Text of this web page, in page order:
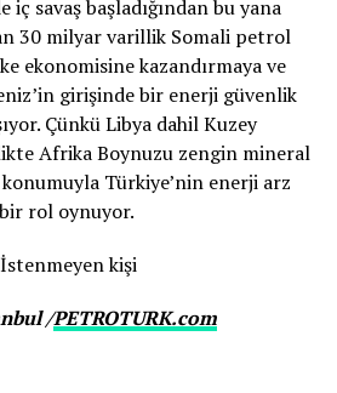
iç savaş başladığından bu yana
30 milyar varillik Somali petrol
ekonomisine kazandırmaya ve
girişinde bir enerji güvenlik
Çünkü Libya dahil Kuzey
Afrika Boynuzu zengin mineral
Türkiye’nin enerji arz
rol oynuyor.
kişi
/PETROTURK.com